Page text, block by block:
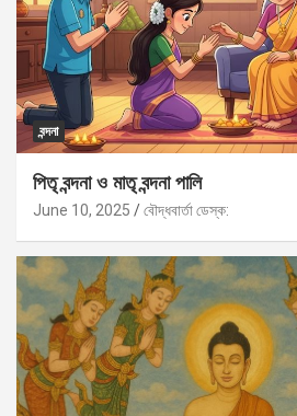
বন্দনা
পিতৃ বন্দনা ও মাতৃ বন্দনা পালি
June 10, 2025 বৌদ্ধবার্তা ডেস্ক: